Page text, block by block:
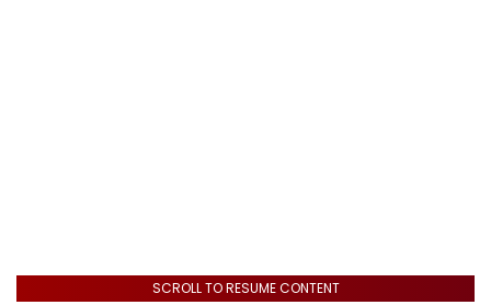
SCROLL TO RESUME CONTENT